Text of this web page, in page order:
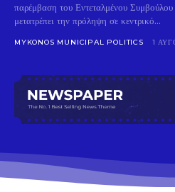
παρέμβαση του Εντεταλμένου
μετατρέπει την πρόληψη σε κεντρικό...
MYKONOS MUNICIPAL POLITICS 1